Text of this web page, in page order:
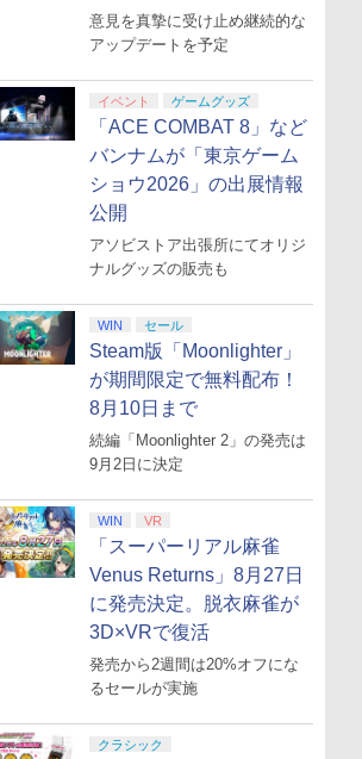
意見を真摯に受け止め継続的な
アップデートを予定
イベント ゲームグッズ
「ACE COMBAT 8」など
バンナムが「東京ゲーム
ショウ2026」の出展情報
公開
アソビストア出張所にてオリジ
ナルグッズの販売も
WIN セール
Steam版「Moonlighter」
が期間限定で無料配布！
8月10日まで
続編「Moonlighter 2」の発売は
9月2日に決定
WIN VR
「スーパーリアル麻雀
Venus Returns」8月27日
に発売決定。脱衣麻雀が
3D×VRで復活
発売から2週間は20%オフにな
るセールが実施
クラシック